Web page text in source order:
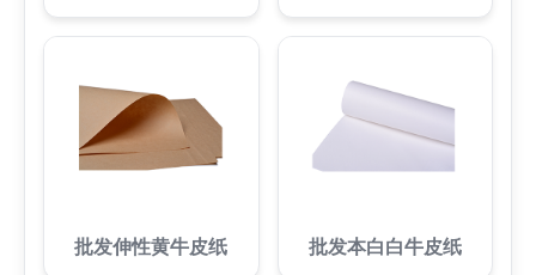
批发伸性黄牛皮纸 批发本白白牛皮纸